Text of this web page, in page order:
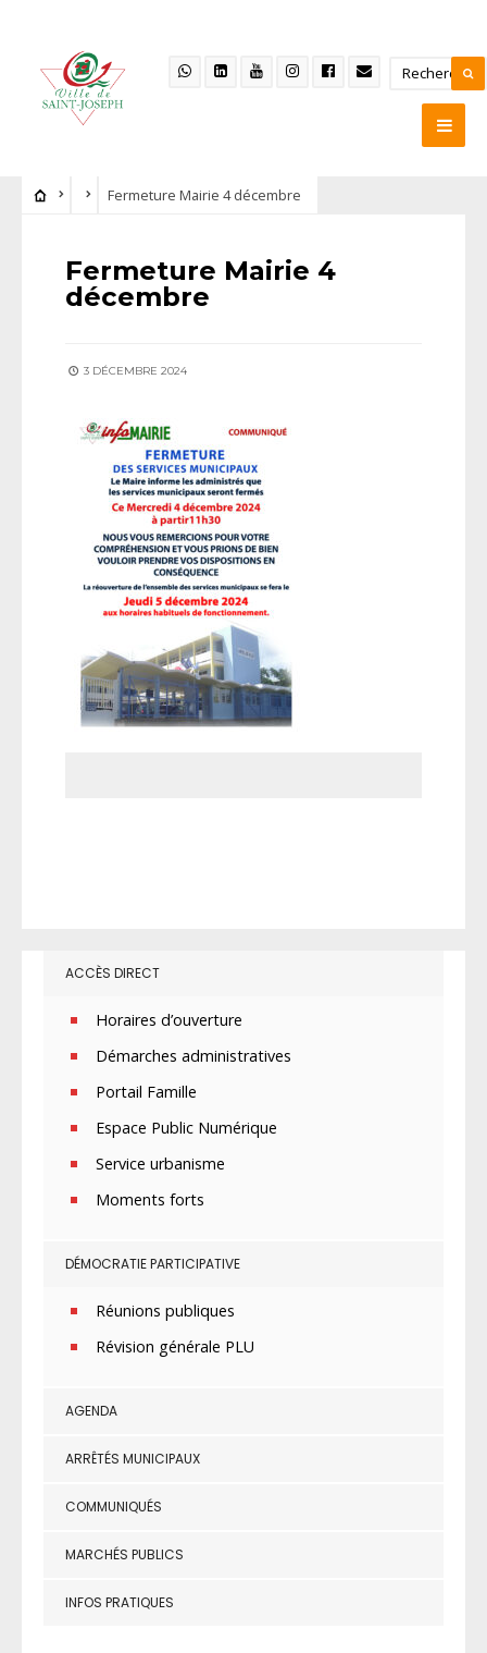
Fermeture Mairie 4 décembre
Fermeture Mairie 4
décembre
3 DÉCEMBRE 2024
ACCÈS DIRECT
Horaires d’ouverture
Démarches administratives
Portail Famille
Espace Public Numérique
Service urbanisme
Moments forts
DÉMOCRATIE PARTICIPATIVE
Réunions publiques
Révision générale PLU
AGENDA
ARRÊTÉS MUNICIPAUX
COMMUNIQUÉS
MARCHÉS PUBLICS
INFOS PRATIQUES